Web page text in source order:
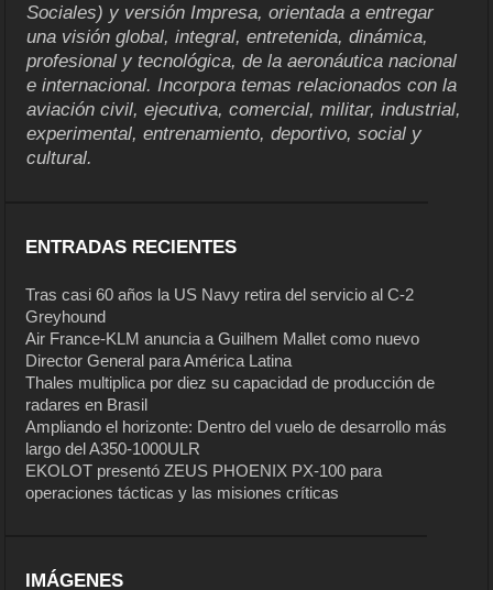
Sociales) y versión Impresa, orientada a entregar
una visión global, integral, entretenida, dinámica,
profesional y tecnológica, de la aeronáutica nacional
e internacional. Incorpora temas relacionados con la
aviación civil, ejecutiva, comercial, militar, industrial,
experimental, entrenamiento, deportivo, social y
cultural.
ENTRADAS RECIENTES
Tras casi 60 años la US Navy retira del servicio al C-2
Greyhound
Air France-KLM anuncia a Guilhem Mallet como nuevo
Director General para América Latina
Thales multiplica por diez su capacidad de producción de
radares en Brasil
Ampliando el horizonte: Dentro del vuelo de desarrollo más
largo del A350-1000ULR
EKOLOT presentó ZEUS PHOENIX PX-100 para
operaciones tácticas y las misiones críticas
IMÁGENES